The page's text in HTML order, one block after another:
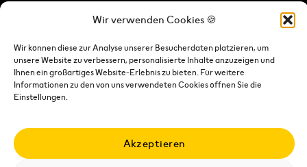
Wir verwenden Cookies 🍪
Wir können diese zur Analyse unserer Besucherdaten platzieren, um
unsere Website zu verbessern, personalisierte Inhalte anzuzeigen und
Ihnen ein großartiges Website-Erlebnis zu bieten. Für weitere
Informationen zu den von uns verwendeten Cookies öffnen Sie die
Einstellungen.
Akzeptieren
Lichtpaket.de
FOLGE UNS
Impressum |Datenschutzerklärung
|Wiederrufsrecht| AGB's |Versandkosten
Versandbedingungen